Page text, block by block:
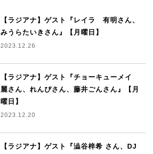
【ラジアナ】ゲスト『レイラ 有明さん、
みうらたいきさん』【月曜日】
2023.12.26
【ラジアナ】ゲスト『チョーキューメイ
麗さん、れんぴさん、藤井ごんさん』【月
曜日】
2023.12.20
【ラジアナ】ゲスト『澁谷梓希 さん、DJ